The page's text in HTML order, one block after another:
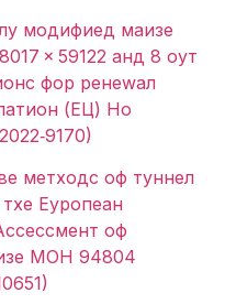
модифиед маизе
× 59122 анд 8 оут
фор ренеwал
(ЕЦ) Но
метходс оф туннел
Еуропеан
оф
МОН 94804